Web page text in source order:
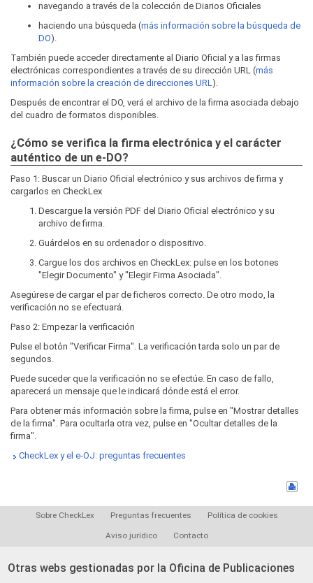
navegando a través de la colección de Diarios Oficiales
haciendo una búsqueda (más información sobre la búsqueda de
DO).
También puede acceder directamente al Diario Oficial y a las firmas
electrónicas correspondientes a través de su dirección URL (más
información sobre la creación de direcciones URL).
Después de encontrar el DO, verá el archivo de la firma asociada debajo
del cuadro de formatos disponibles.
¿Cómo se verifica la firma electrónica y el carácter
auténtico de un e-DO?
Paso 1: Buscar un Diario Oficial electrónico y sus archivos de firma y
cargarlos en CheckLex
Descargue la versión PDF del Diario Oficial electrónico y su
archivo de firma.
Guárdelos en su ordenador o dispositivo.
Cargue los dos archivos en CheckLex: pulse en los botones
"Elegir Documento" y "Elegir Firma Asociada".
Asegúrese de cargar el par de ficheros correcto. De otro modo, la
verificación no se efectuará.
Paso 2: Empezar la verificación
Pulse el botón "Verificar Firma". La verificación tarda solo un par de
segundos.
Puede suceder que la verificación no se efectúe. En caso de fallo,
aparecerá un mensaje que le indicará dónde está el error.
Para obtener más información sobre la firma, pulse en "Mostrar detalles
de la firma". Para ocultarla otra vez, pulse en "Ocultar detalles de la
firma".
CheckLex y el e-OJ: preguntas frecuentes
Sobre CheckLex Preguntas frecuentes Política de cookies
Aviso jurídico Contacto
Otras webs gestionadas por la Oficina de Publicaciones